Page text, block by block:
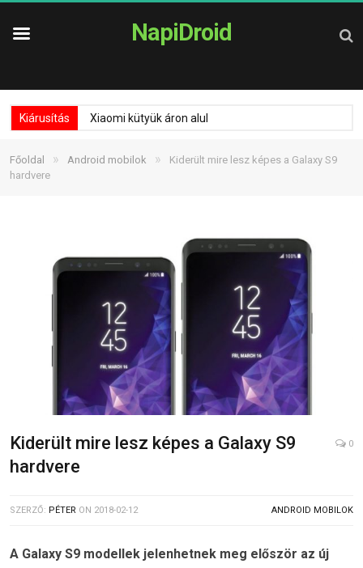
NapiDroid
Kiárusítás Xiaomi kütyük áron alul
Főoldal » Android mobilok »
Kiderült mire lesz képes a Galaxy S9
hardvere
Kiderült mire lesz képes a Galaxy S9
hardvere
0
SZERZŐ: PÉTER ON 2018-02-12 ANDROID MOBILOK
A Galaxy S9 modellek jelenhetnek meg először az új